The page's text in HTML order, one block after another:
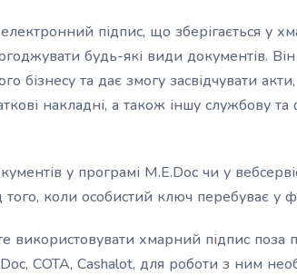
підпис, що зберігається у
будь-які види документів.
бізнесу та дає змогу засвідчувати
накладні, а також іншу службову та
у програмі M.E.Doc чи у
того, коли особистий ключ перебуває у
використовувати хмарний підпис поза
СОТА, Cashalot, для роботи з ним